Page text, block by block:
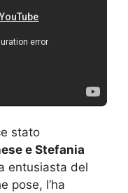
stato
e Stefania
entusiasta del
pose, l’ha